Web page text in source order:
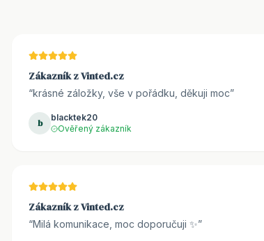
Zákazník z Vinted.cz
“krásné záložky, vše v pořádku, děkuji moc”
b
blacktek20
Ověřený zákazník
Zákazník z Vinted.cz
“Milá komunikace, moc doporučuji ✨”